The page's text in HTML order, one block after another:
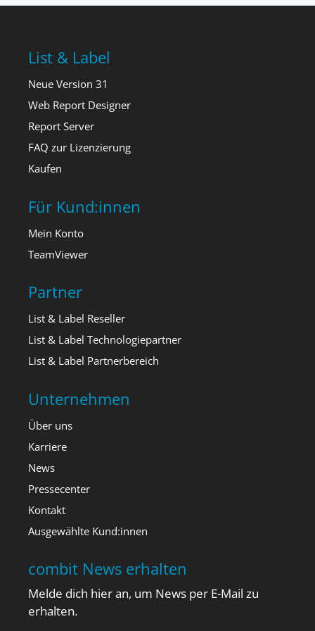
List & Label
Neue Version 31
Web Report Designer
Report Server
FAQ zur Lizenzierung
Kaufen
Für Kund:innen
Mein Konto
TeamViewer
Partner
List & Label Reseller
List & Label Technologiepartner
List & Label Partnerbereich
Unternehmen
Über uns
Karriere
News
Pressecenter
Kontakt
Ausgewählte Kund:innen
combit News erhalten
Melde dich hier an, um News per E-Mail zu
erhalten.